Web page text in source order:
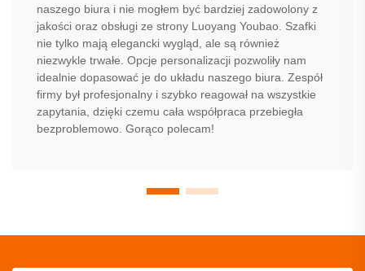
naszego biura i nie mogłem być bardziej zadowolony z
jakości oraz obsługi ze strony Luoyang Youbao. Szafki
nie tylko mają elegancki wygląd, ale są również
niezwykle trwałe. Opcje personalizacji pozwoliły nam
idealnie dopasować je do układu naszego biura. Zespół
firmy był profesjonalny i szybko reagował na wszystkie
zapytania, dzięki czemu cała współpraca przebiegła
bezproblemowo. Gorąco polecam!